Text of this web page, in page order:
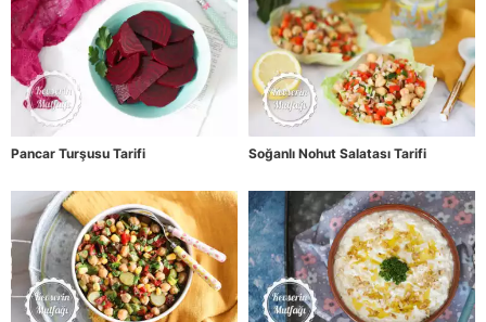
Pancar Turşusu Tarifi Soğanlı Nohut Salatası Tarifi